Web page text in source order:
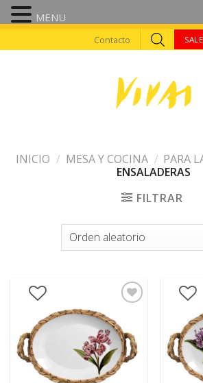
to
Contacto SALE
INICIO / MESA Y COCINA / PARA
ENSALADERAS
FILTRAR
MENU